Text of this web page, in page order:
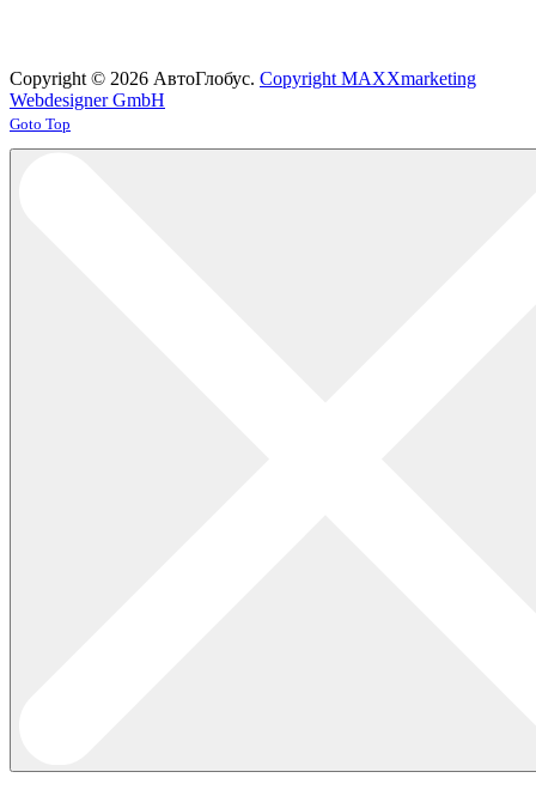
Copyright © 2026 АвтоГлобус. Copyright MAXXmarketing
Webdesigner GmbH
Joomla! 3 Templates
Goto Top